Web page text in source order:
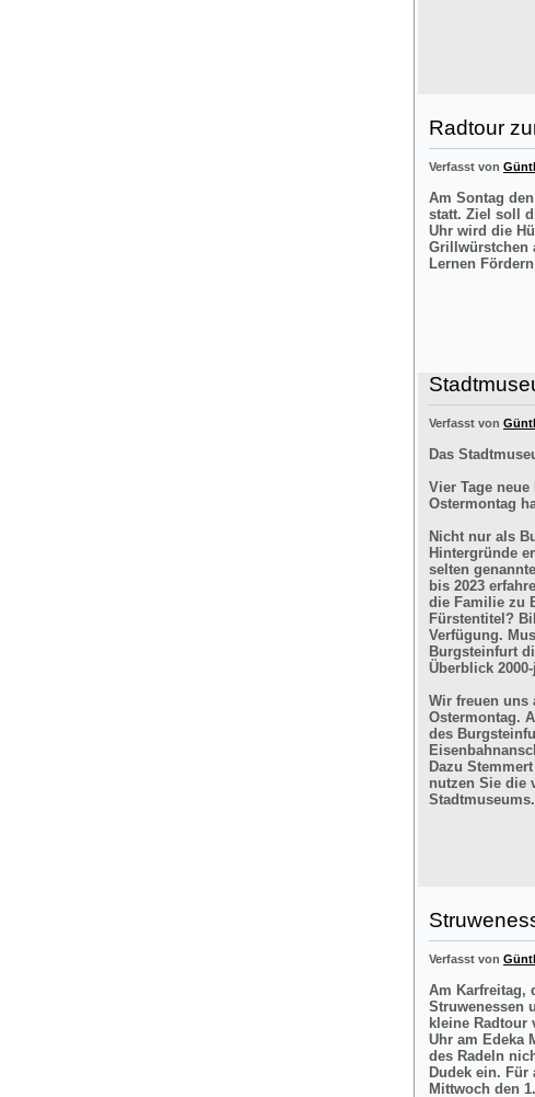
Radtour
Verfasst von
Am Sontag
statt. Ziel soll
Uhr wird die
Grillwürstchen
Lernen
Verfasst von
Das
Vier Tage
Ostermontag
Nicht nur als
Hintergründe
selten
bis 2023
die Familie zu
Fürstentitel?
Verfügung.
Burgsteinfurt
Überblick
Wir freuen uns
Ostermontag.
des
Dazu
nutzen Sie die
Verfasst von
Am Karfreitag,
Struwenessen
kleine Radtour
Uhr am Edeka
des Radeln
Dudek ein.
Mittwoch den